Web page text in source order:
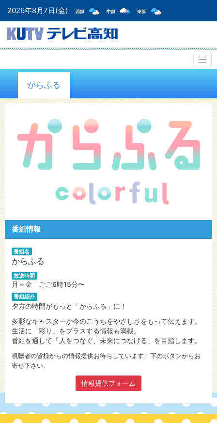
2026年8月7日(金)
からふる
番組情報
番組名
からふる
放送時間
月～金 ごご6時15分〜
番組紹介
夕方の時間がもっと「からふる」に！
多彩なキャスターが今のこうちをやさしさをもって伝えます。
生活に「彩り」をプラスする情報も満載。
番組を通して「人をつなぐ、未来につなげる」を目指します。
視聴者の皆様からの情報提供お待ちしています！下のボタンからお
寄せ下さい。
情報提供フォーム